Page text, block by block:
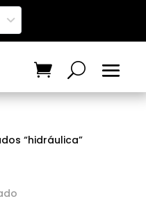
“hidráulica”